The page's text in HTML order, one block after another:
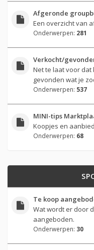
Afgeronde
Een overzicht van
Onderwerpen: 281
Verkocht/
Net te laat voor
gevonden wat je
Onderwerpen: 537
MINI-tips
Koopjes en
Onderwerpen: 68
Te koop
Wat wordt er door
aangeboden.
Onderwerpen: 30